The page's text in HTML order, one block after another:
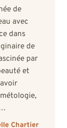
de
avec
dans
de
par
et
Chartier